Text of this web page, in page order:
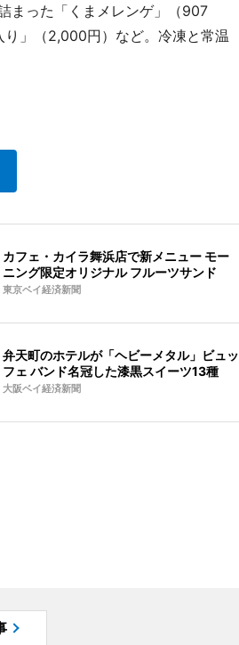
まった「くまメレンゲ」（907
」（2,000円）など。冷凍と常温
カフェ・カイラ舞浜店で新メニュー モー
ニング限定オリジナル フルーツサンド
東京ベイ経済新聞
弁天町のホテルが「ヘビーメタル」ビュッ
フェ バンド名冠した漆黒スイーツ13種
大阪ベイ経済新聞